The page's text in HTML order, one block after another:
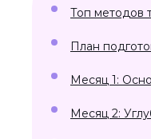
Топ методов
План
Месяц 1:
Месяц 2: